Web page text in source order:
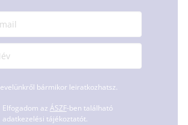
bármikor leiratkozhatsz.
Elfogadom az ÁSZF-ben található
adatkezelési tájékoztatót.